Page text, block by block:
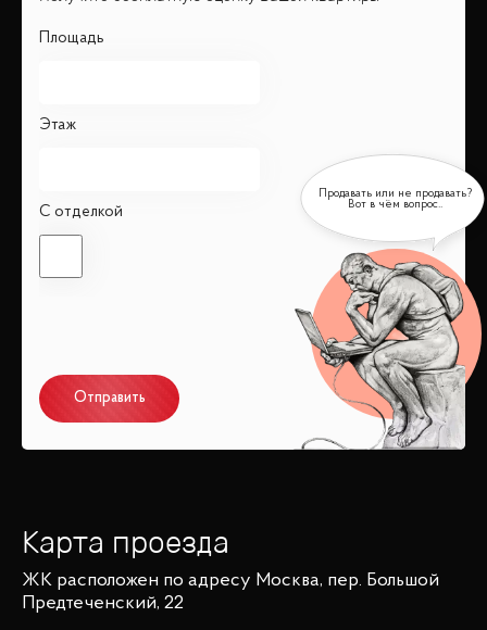
Площадь
Этаж
С отделкой
Отправить
Карта проезда
ЖК расположен по адресу Москва, пер. Большой
Предтеченский, 22